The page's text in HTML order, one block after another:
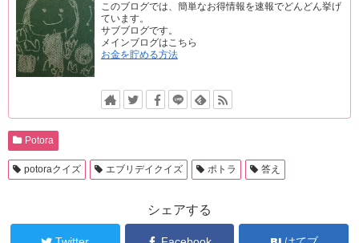
このブログでは、簡単なお得情報を速報でどんどん挙げ
ています。
サブブログです。
メインブログはこちら
お金を貯める方法
Potora
potoraクイズ エブリデイクイズ ポトラ 答え
シェアする